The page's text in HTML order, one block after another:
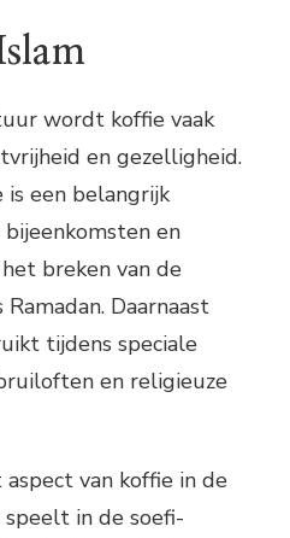
wordt koffie vaak
en gezelligheid.
is een belangrijk
en
breken van de
Daarnaast
tijdens speciale
en religieuze
van koffie in de
in de soefi-